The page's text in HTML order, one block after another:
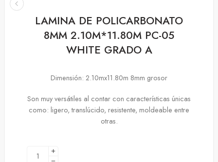
LAMINA DE POLICARBONATO
8MM 2.10M*11.80M PC-05
WHITE GRADO A
Dimensión: 2.10mx11.80m 8mm grosor
Son muy versátiles al contar con características únicas
como: ligero, translúcido, resistente, moldeable entre
otras.